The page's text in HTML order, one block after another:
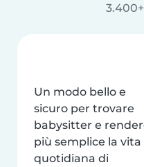
Un modo bello e
sicuro per trovare
babysitter e
più semplice la vita
quotidiana di